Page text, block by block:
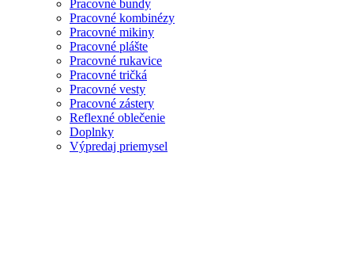
Pracovné bundy
Pracovné kombinézy
Pracovné mikiny
Pracovné plášte
Pracovné rukavice
Pracovné tričká
Pracovné vesty
Pracovné zástery
Reflexné oblečenie
Doplnky
Výpredaj priemysel